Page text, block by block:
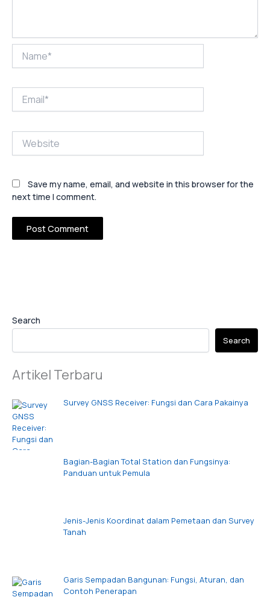
Search
Search
Artikel Terbaru
Survey GNSS Receiver: Fungsi dan Cara Pakainya
Bagian-Bagian Total Station dan Fungsinya:
Panduan untuk Pemula
Jenis-Jenis Koordinat dalam Pemetaan dan Survey
Tanah
Garis Sempadan Bangunan: Fungsi, Aturan, dan
Contoh Penerapan
Save my name, email, and website in this browser for the
next time I comment.